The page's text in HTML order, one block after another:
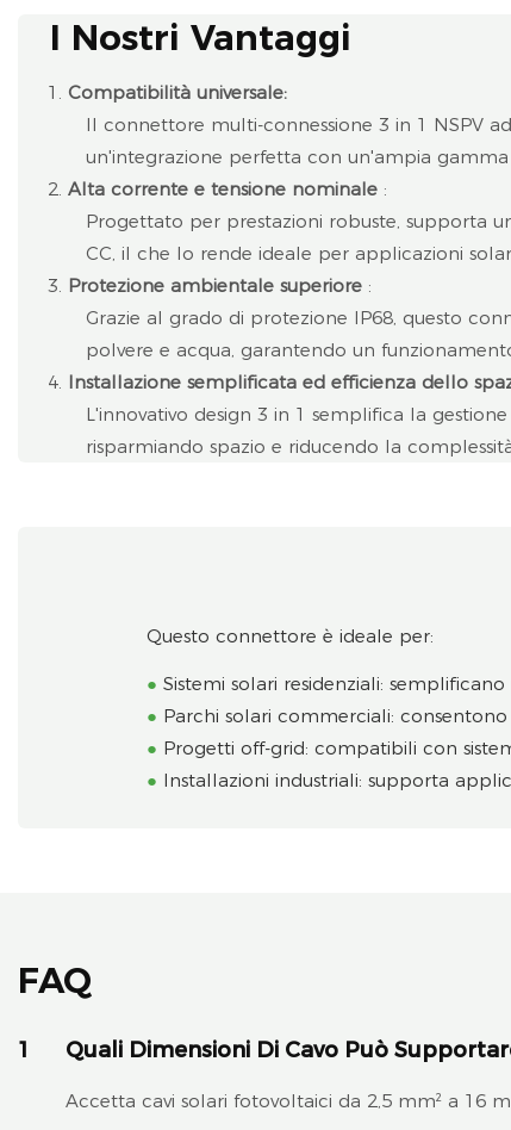
I Nostri Vantaggi
Compatibilità universale:
Il connettore multi-connessione 3 in 1 NSPV
un'integrazione perfetta con un'ampia gamma
Alta corrente e tensione nominale:
Progettato per prestazioni robuste, supporta
CC, il che lo rende ideale per applicazioni
Protezione ambientale superiore:
Grazie al grado di protezione IP68, questo
polvere e acqua, garantendo un
Installazione semplificata ed efficienza dello
L'innovativo design 3 in 1 semplifica la
risparmiando spazio e riducendo la
Questo connettore è ideale per:
● Sistemi solari residenziali:
● Parchi solari commerciali:
● Progetti off-grid: compatibili con
● Installazioni industriali: supporta
FAQ
1 Quali Dimensioni Di Cavo Può
Accetta cavi solari fotovoltaici da 2,5 mm² a 16